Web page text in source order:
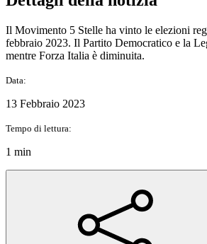
Il Movimento 5 Stelle ha vinto le elezioni
febbraio 2023. Il Partito Democratico e la
mentre Forza Italia è diminuita.
Data:
13 Febbraio 2023
Tempo di lettura:
1 min